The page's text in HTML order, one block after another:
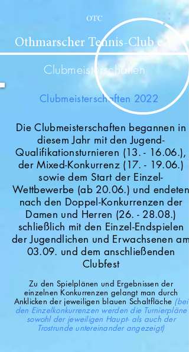
Othmarscher Tennis-Club e.V.
Clubmeisterschaften
Clubmeisterschaften 2022
Die Clubmeisterschaften begannen in
diesem Jahr mit den Jugend-
Qualifikationsturnieren (13. - 16.06.),
der Mixed-Konkurrenz (17. - 19.06.)
sowie dem Start der Einzel-
Wettbewerbe (ab 20.06.) und endeten
nach den Doppel-Konkurrenzen der
Damen und Herren (26. - 28.08.)
schließlich mit den Einzel-Endspielen
der Jugendlichen und Erwachsenen am
03.09. und dem anschließenden
Clubfest
Zu den Spielplänen und Ergebnissen der
einzelnen Konkurrenzen gelangt man durch
Anklicken der jeweiligen blauen Schaltfläche (bei
den Einzelkonkurrenzen werden die Turnierpläne
sowohl der jeweiligen Haupt- als auch der
Trostrunde untereinander angezeigt)